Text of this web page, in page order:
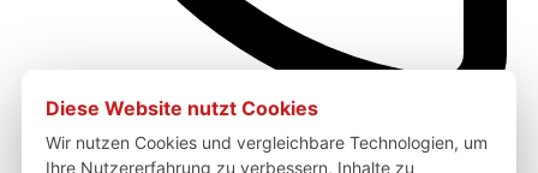
Diese Website nutzt Cookies
Wir nutzen Cookies und vergleichbare Technologien, um
Ihre Nutzererfahrung zu verbessern, Inhalte zu